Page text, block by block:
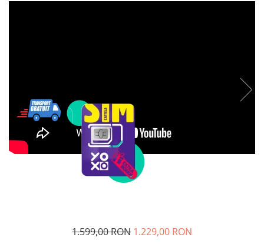
Telefoane mobile iSEN
Telefoane mobile F150
Telefoane mobile HUAWEI
Telefoane mobile iHunt
Telefoane mobile Xiaomi
Telefoane mobile ALTE BRANDURI
1.599,00 RON 1.229,00 RON